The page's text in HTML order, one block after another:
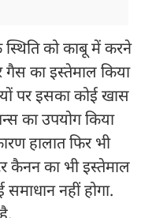
स्थिति को काबू में करने
का इस्तेमाल किया
पर इसका कोई खास
का उपयोग किया
हालात फिर भी
कैनन का भी इस्तेमाल
नहीं होगा.